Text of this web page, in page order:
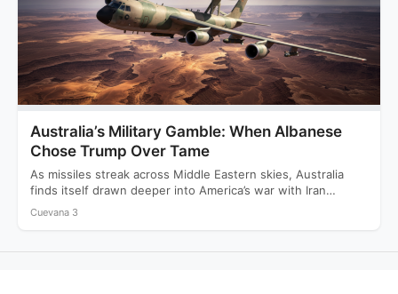
Australia’s Military Gamble: When Albanese
Chose Trump Over Tame
As missiles streak across Middle Eastern skies, Australia
finds itself drawn deeper into America’s war with Iran
while…
Cuevana 3